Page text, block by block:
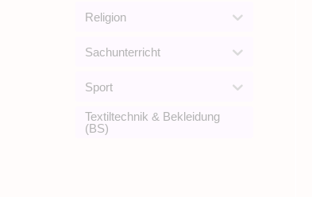
Religion
Sachunterricht
Sport
Textiltechnik & Bekleidung
(BS)